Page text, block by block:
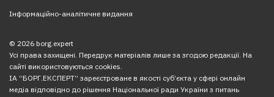
Інформаційно-аналітичне видання
© 2026 borg.expert
Усі права захищені. Передрук матеріалів лише за згодою редакції. На
сайті використовуються cookies.
ІА “БОРГ.ЕКСПЕРТ” зареєстроване в якості суб’єкта у сфері онлайн
медіа відповідно до рішення Національної ради України з питань